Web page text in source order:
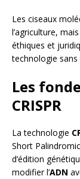
Les ciseaux
l’agriculture,
éthiques et
technologie sans
Les
CRISPR
La technologie
Short
d’édition
modifier l’ADN